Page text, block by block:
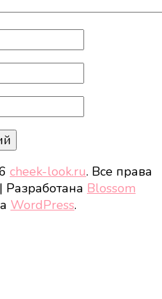
cheek-look.ru. Все права
Разработана Blossom
WordPress.